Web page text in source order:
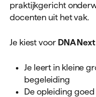
praktijkgericht
docenten uit het vak.
Je kiest voor DNA Next
Je leert in kleine
begeleiding
De opleiding